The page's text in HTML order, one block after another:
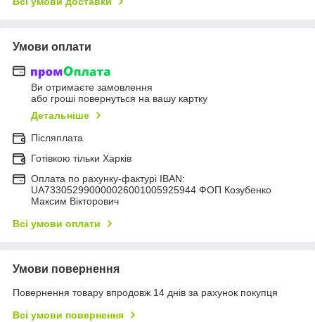
Умови оплати
Ви отримаєте замовлення
або гроші повернуться на вашу картку
Детальніше
Післяплата
Готівкою тільки Харків
Оплата по рахунку-фактурі IBAN:
UA733052990000026001005925944 ФОП Козубенко
Максим Вікторович
Всі умови оплати
Умови повернення
Повернення товару впродовж 14 днів за рахунок покупця
Всі умови повернення